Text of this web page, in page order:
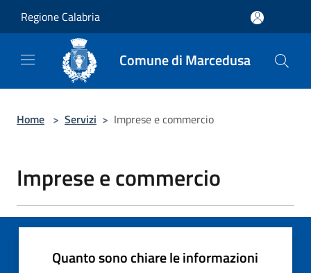
Regione Calabria
Comune di Marcedusa
Home > Servizi > Imprese e commercio
Imprese e commercio
Quanto sono chiare le informazioni